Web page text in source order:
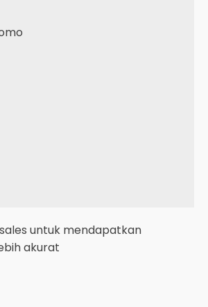
untuk mendapatkan
akurat